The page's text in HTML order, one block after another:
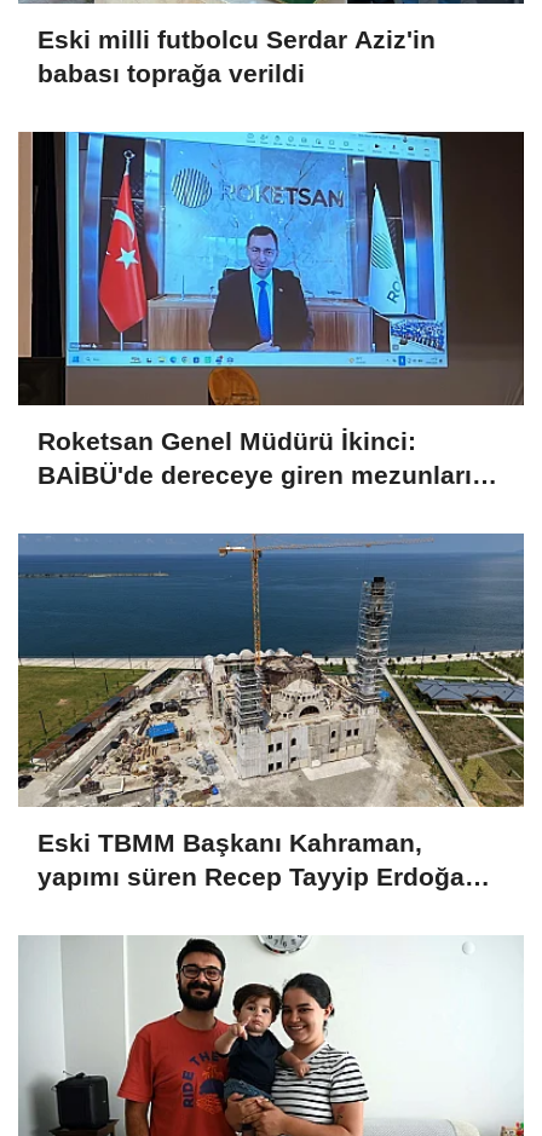
Eski milli futbolcu Serdar Aziz'in
babası toprağa verildi
Roketsan Genel Müdürü İkinci:
BAİBÜ'de dereceye giren mezunları
Eski TBMM Başkanı Kahraman,
yapımı süren Recep Tayyip Erdoğan